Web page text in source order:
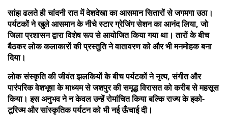
सांझ ढलते ही चांदनी रात में देशदेखा का आसमान सितारों से जगमगा उठा।
पर्यटकों ने खुले आसमान के नीचे स्टार ग्रेजिंग सेशन का आनंद लिया, जो
जिला प्रशासन द्वारा विशेष रूप से आयोजित किया गया था। तारों के बीच
बैठकर लोक कलाकारों की प्रस्तुति ने वातावरण को और भी मनमोहक बना
दिया।
लोक संस्कृति की जीवंत झलकियों के बीच पर्यटकों ने नृत्य, संगीत और
पारंपरिक वेशभूषा के माध्यम से जशपुर की समृद्ध विरासत को करीब से महसूस
किया। इस अनुभव ने न केवल उन्हें रोमांचित किया बल्कि राज्य के इको-
टूरिज्म और सांस्कृतिक पर्यटन को भी नई ऊँचाई दी।